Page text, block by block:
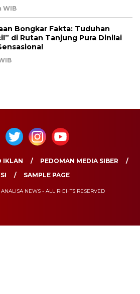
WIB
Bongkar Fakta: Tuduhan
di Rutan Tanjung Pura Dinilai
IKLAN
PEDOMAN MEDIA SIBER
SAMPLE PAGE
NEWS - ALL RIGHTS RESERVED